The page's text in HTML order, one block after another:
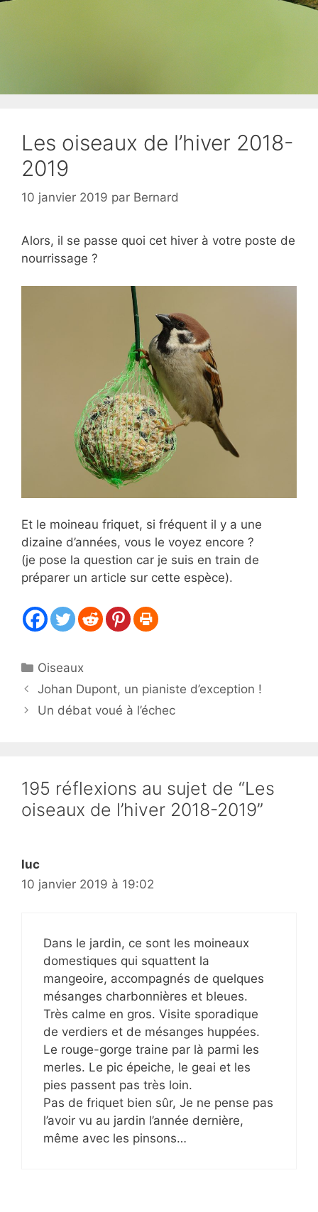
Les oiseaux de l’hiver 2018-
2019
10 janvier 2019 par Bernard
Alors, il se passe quoi cet hiver à votre poste de
nourrissage ?
Et le moineau friquet, si fréquent il y a une
dizaine d’années, vous le voyez encore ?
(je pose la question car je suis en train de
préparer un article sur cette espèce).
Catégories
Oiseaux
Johan Dupont, un pianiste d’exception !
Un débat voué à l’échec
195 réflexions au sujet de “Les
oiseaux de l’hiver 2018-2019”
luc
10 janvier 2019 à 19:02
Dans le jardin, ce sont les moineaux
domestiques qui squattent la
mangeoire, accompagnés de quelques
mésanges charbonnières et bleues.
Très calme en gros. Visite sporadique
de verdiers et de mésanges huppées.
Le rouge-gorge traine par là parmi les
merles. Le pic épeiche, le geai et les
pies passent pas très loin.
Pas de friquet bien sûr, Je ne pense pas
l’avoir vu au jardin l’année dernière,
même avec les pinsons…